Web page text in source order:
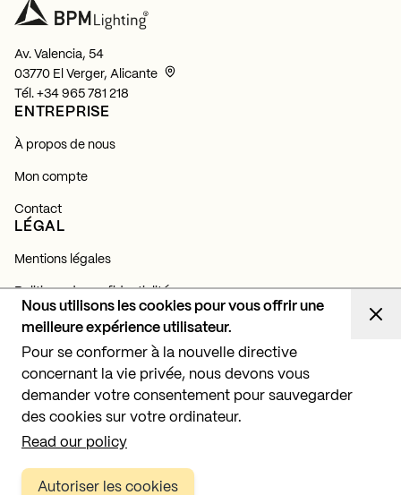
Nous utilisons les cookies pour vous offrir une
meilleure expérience utilisateur.
Pour se conformer à la nouvelle directive
concernant la vie privée, nous devons vous
demander votre consentement pour sauvegarder
des cookies sur votre ordinateur.
Read our policy
Autoriser les cookies
Av. Valencia, 54
03770 El Verger, Alicante
Tél. +34 965 781 218
ENTREPRISE
À propos de nous
Mon compte
Contact
LÉGAL
Mentions légales
Politique de confidentialité
Politique de cookies
Abonnez-vous et découvrez toutes nos actualités,
lancements et projets d'éclairage.
S'abonner